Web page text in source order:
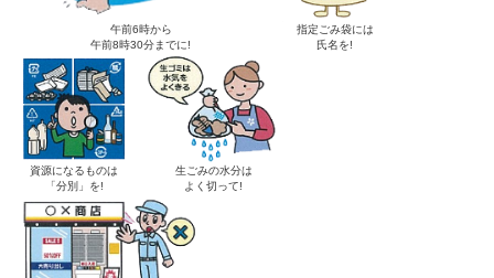
午前6時から
午前8時30分までに!
指定ごみ袋には
氏名を!
資源になるものは
「分別」を!
生ごみの水分は
よく切って!